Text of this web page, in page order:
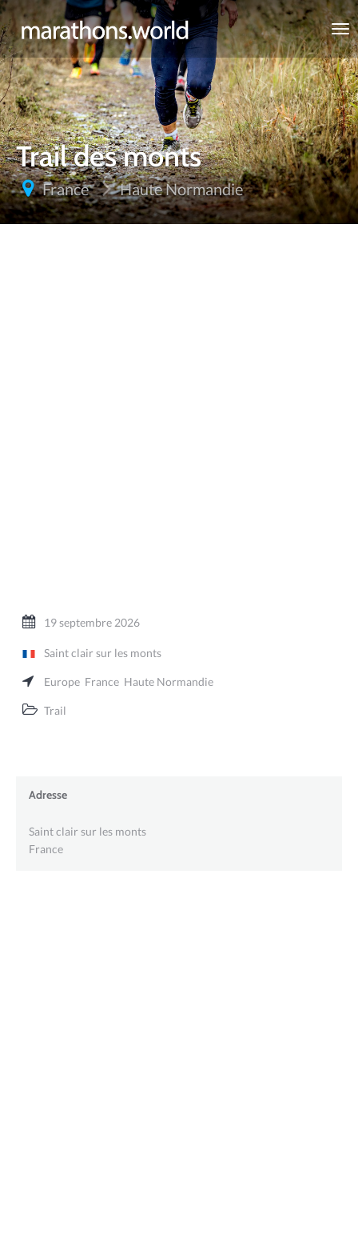
marathons.world
Trail des monts
France Haute Normandie
19 septembre 2026
Saint clair sur les monts
Europe France Haute Normandie
Trail
Adresse
Saint clair sur les monts
France